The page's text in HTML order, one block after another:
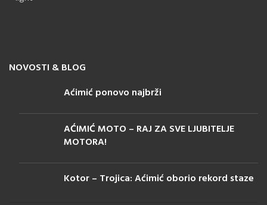
NOVOSTI & BLOG
Aćimić ponovo najbrži
AĆIMIĆ MOTO – RAJ ZA SVE LJUBITELJE
MOTORA!
Kotor – Trojica: Aćimić oborio rekord staze